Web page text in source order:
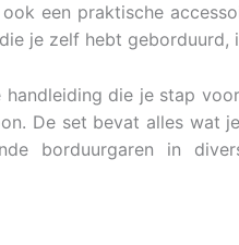
een praktische
je zelf hebt
die je stap
De set bevat alles wat
borduurgaren in